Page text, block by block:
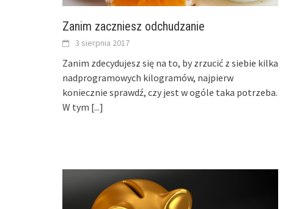
Zanim zaczniesz odchudzanie
3 sierpnia 2017
Zanim zdecydujesz się na to, by zrzucić z siebie kilka
nadprogramowych kilogramów, najpierw
koniecznie sprawdź, czy jest w ogóle taka potrzeba.
W tym [...]